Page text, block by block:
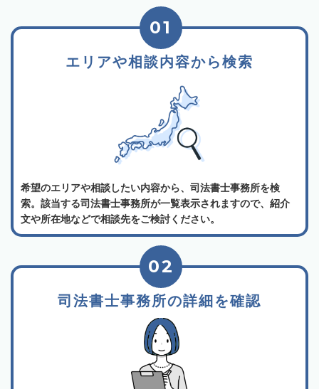
エリアや相談内容から検索
01
希望のエリアや相談したい内容から、司法書士事務所を検
索。該当する司法書士事務所が一覧表示されますので、紹介
文や所在地などで相談先をご検討ください。
司法書士事務所の詳細を確認
02